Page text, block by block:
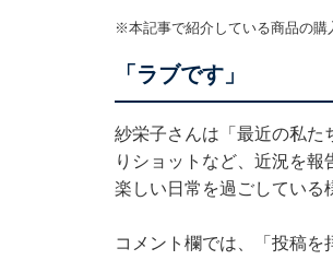
※本記事で紹介している商品の購
「ラブです」
紗栄子さんは「最近の私た
りショットなど、近況を
楽しい日常を過ごしている
コメント欄では、「投稿